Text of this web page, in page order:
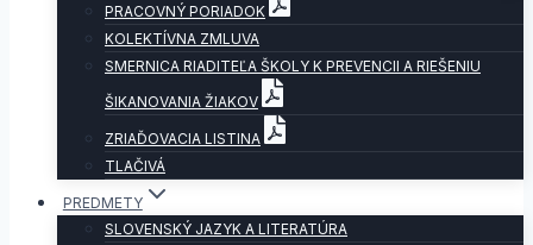
PRACOVNÝ PORIADOK
KOLEKTÍVNA ZMLUVA
SMERNICA RIADITEĽA ŠKOLY K PREVENCII A RIEŠENIU
ŠIKANOVANIA ŽIAKOV
ZRIAĎOVACIA LISTINA
TLAČIVÁ
PREDMETY
SLOVENSKÝ JAZYK A LITERATÚRA